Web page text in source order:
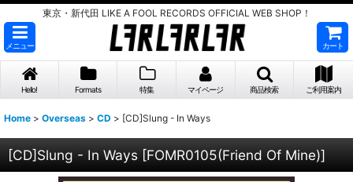
東京・新代田 LIKE A FOOL RECORDS OFFICIAL WEB SHOP！
メニュー カート
Hello! Formats 特集 マイページ 商品検索 ご利用案内
Home > Overseas > CD > [CD]Slung - In Ways
[CD]Slung - In Ways [FOMR0105(Friend Of Mine)]